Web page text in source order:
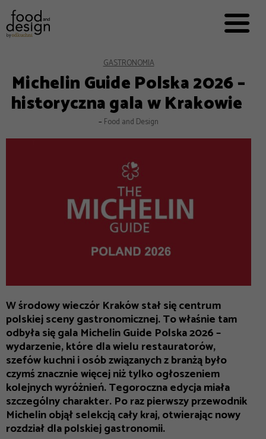


EKSPERCI
FOOD WORKING
E-BOOKI
O NAS
GASTRONOMIA
Michelin Guide Polska 2026 –
historyczna gala w Krakowie
– Food and Design
W środowy wieczór Kraków stał się centrum
polskiej sceny gastronomicznej. To właśnie tam
odbyła się gala Michelin Guide Polska 2026 –
wydarzenie, które dla wielu restauratorów,
szefów kuchni i osób związanych z branżą było
czymś znacznie więcej niż tylko ogłoszeniem
kolejnych wyróżnień. Tegoroczna edycja miała
szczególny charakter. Po raz pierwszy przewodnik
Michelin objął selekcją cały kraj, otwierając nowy
rozdział dla polskiej gastronomii.